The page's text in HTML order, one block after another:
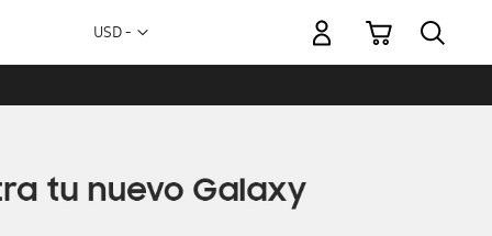
Moneda
USD -
Mi carrito